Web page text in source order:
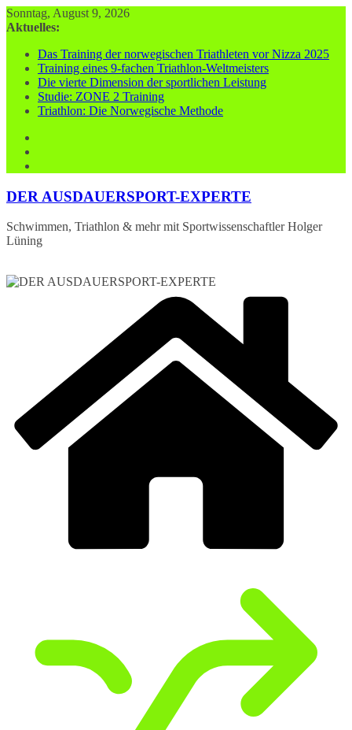
Zum
Inhalt
Sonntag, August 9, 2026
Aktuelles:
Das Training der norwegischen Triathleten vor Nizza 2025
Training eines 9-fachen Triathlon-Weltmeisters
Die vierte Dimension der sportlichen Leistung
Studie: ZONE 2 Training
Triathlon: Die Norwegische Methode
DER AUSDAUERSPORT-EXPERTE
Schwimmen, Triathlon & mehr mit Sportwissenschaftler Holger
Lüning